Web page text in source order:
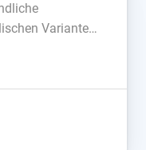
Variante